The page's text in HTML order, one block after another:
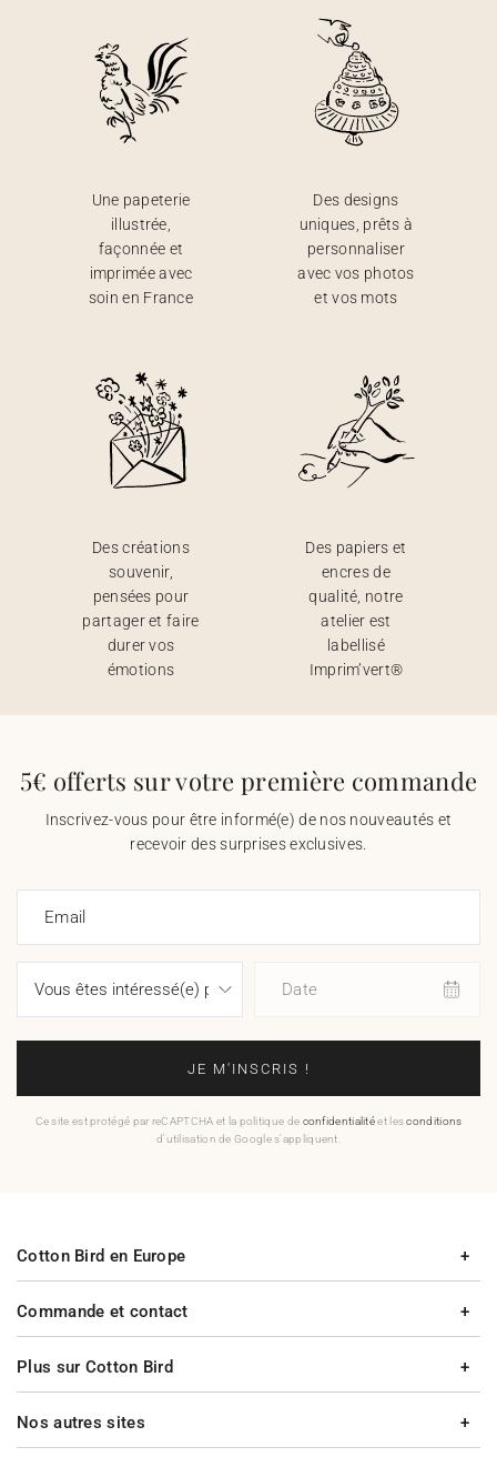
Une papeterie
illustrée,
façonnée et
imprimée avec
soin en France
Des designs
uniques, prêts à
personnaliser
avec vos photos
et vos mots
Des créations
souvenir,
pensées pour
partager et faire
durer vos
émotions
Des papiers et
encres de
qualité, notre
atelier est
labellisé
Imprim’vert®
5€ offerts sur votre première commande
Inscrivez-vous pour être informé(e) de nos nouveautés et
recevoir des surprises exclusives.
Email
Date
JE M'INSCRIS !
Ce site est protégé par reCAPTCHA et la politique de confidentialitéet lesconditions
d'utilisation de Google s'appliquent.
Commande et contact
Plus sur Cotton Bird
Cotton Bird en Europe
Nos autres sites